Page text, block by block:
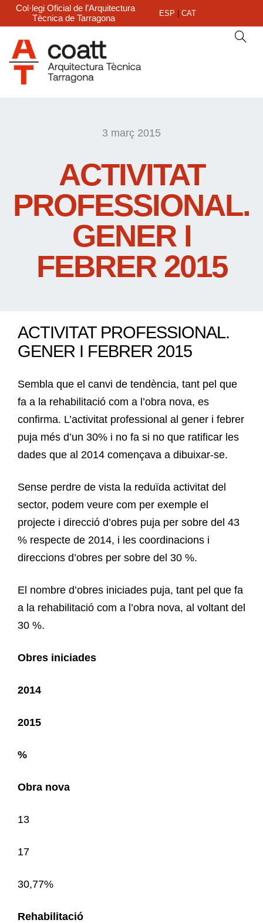
Col·legi Oficial de l’Arquitectura
Tècnica de Tarragona
ESP CAT
3 març 2015
ACTIVITAT
PROFESSIONAL.
GENER I
FEBRER 2015
ACTIVITAT PROFESSIONAL.
GENER I FEBRER 2015
Sembla que el canvi de tendència, tant pel que
fa a la rehabilitació com a l’obra nova, es
confirma. L’activitat professional al gener i febrer
puja més d’un 30% i no fa si no que ratificar les
dades que al 2014 començava a dibuixar-se.
Sense perdre de vista la reduïda activitat del
sector, podem veure com per exemple el
projecte i direcció d’obres puja per sobre del 43
% respecte de 2014, i les coordinacions i
direccions d’obres per sobre del 30 %.
El nombre d’obres iniciades puja, tant pel que fa
a la rehabilitació com a l’obra nova, al voltant del
30 %.
Obres iniciades
2014
2015
%
Obra nova
13
17
30,77%
Rehabilitació